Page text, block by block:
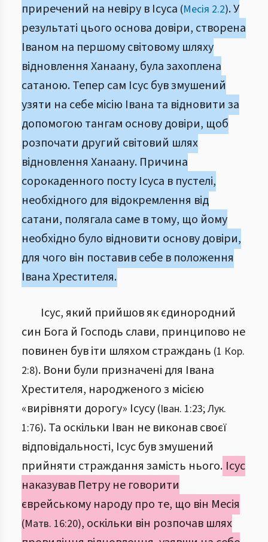
приречений на невіру в Ісуса (Месія 2.2). У
результаті цього основа довіри, створена
Іваном на першому світовому шляху
відновлення Ханаану, була захоплена
сатаною. Тепер сам Ісус був змушений
узяти на себе місію Івана та відновити за
допомогою тангам основу довіри, щоб
розпочати другий світовий шлях
відновлення Ханаану. Причина
сорокаденного посту Ісуса в пустелі,
необхідного для відокремлення від
сатани, полягала саме в тому, що йому
необхідно було відновити основу довіри,
для чого він поставив себе в положення
Івана Хрестителя.
Ісус, який прийшов як єдинородний
син Бога й Господь слави, принципово не
повинен був іти шляхом страждань (1 Кор.
2:8). Вони були призначені для Івана
Хрестителя, народженого з місією
«вирівняти дорогу» Ісусу (Іван. 1:23; Лук.
1:76). Та оскільки Іван не виконав своєї
відповідальності, Ісус був змушений
прийняти страждання замість нього. Ісус
наказував Петру не говорити
єврейському народу про те, що він Месія
(Матв. 16:20), оскільки він розпочав шлях